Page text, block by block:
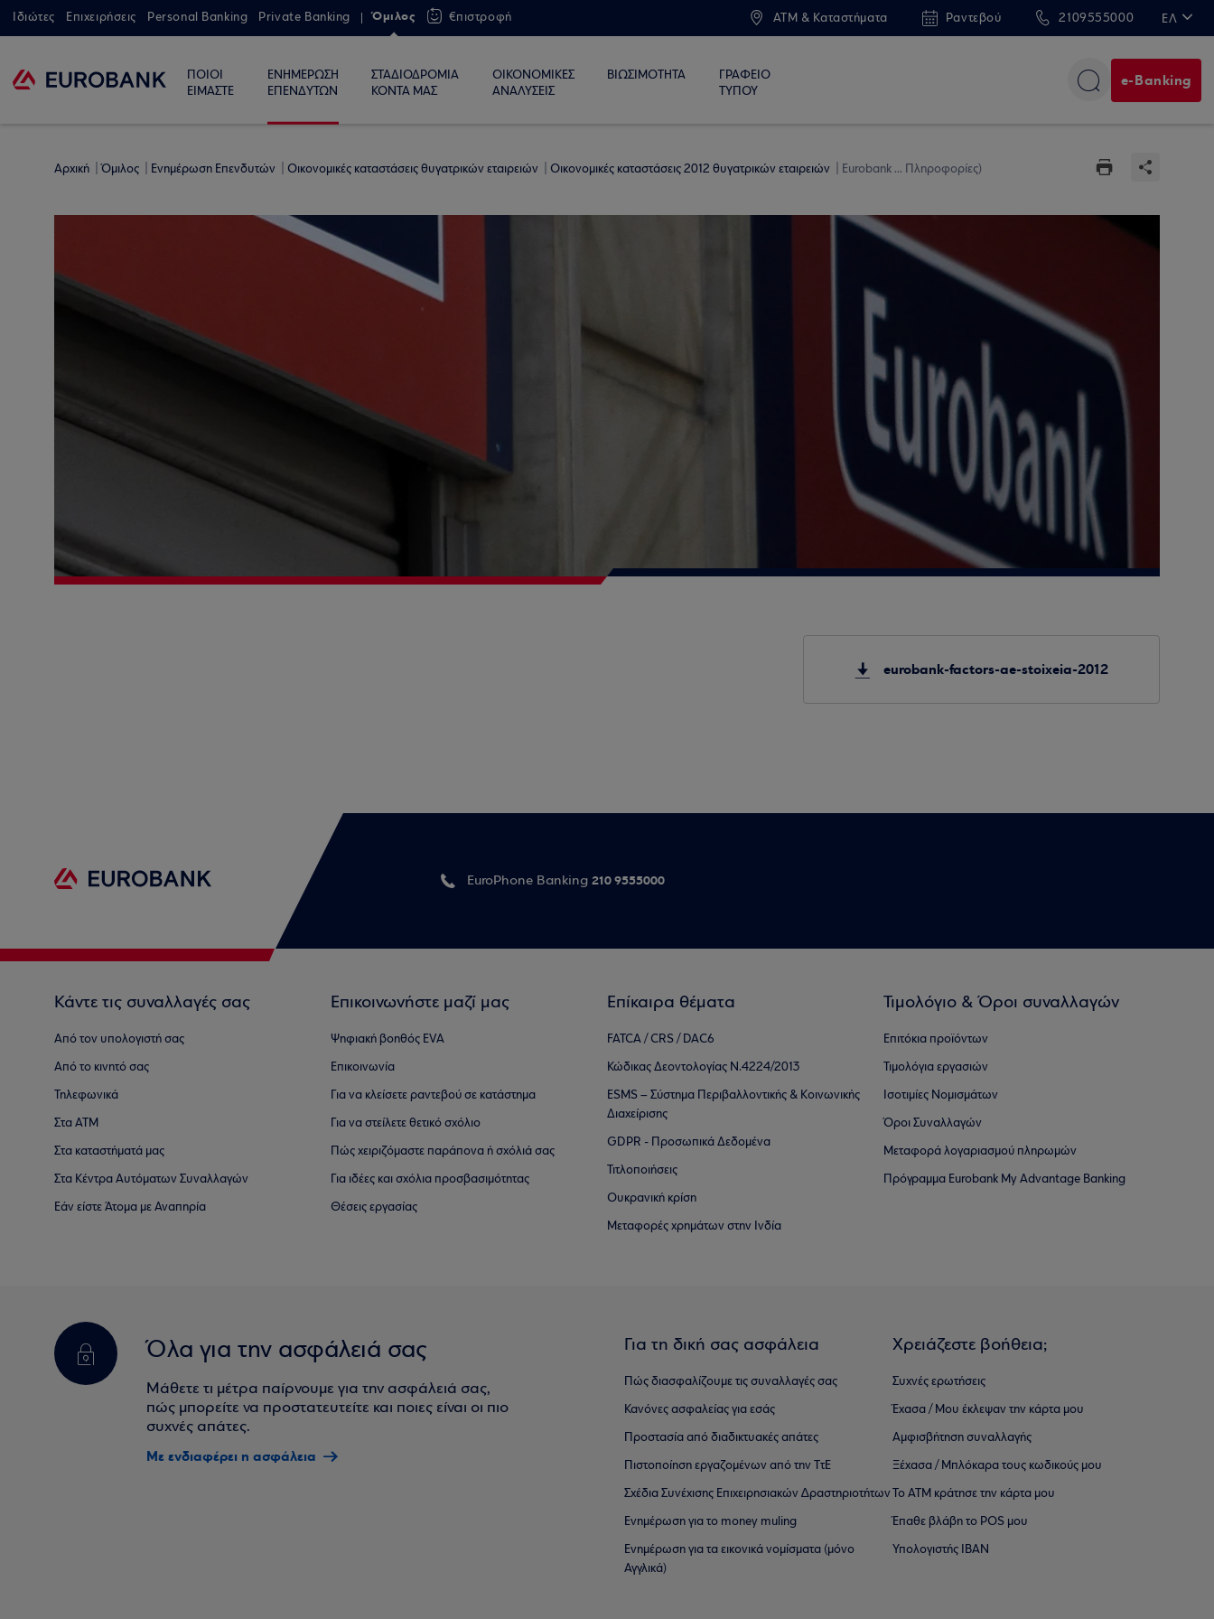
Ιδιώτες Επιχειρήσεις Personal Banking Private Banking Όμιλος €πιστροφή ATM & Καταστήματα Ραντεβού 2109555000 ΕΛ
ΠΟΙΟΙ
ΕΙΜΑΣΤΕ
ΕΝΗΜΕΡΩΣΗ
ΕΠΕΝΔΥΤΩΝ
ΣΤΑΔΙΟΔΡΟΜΙΑ
ΚΟΝΤΑ ΜΑΣ
ΟΙΚΟΝΟΜΙΚΕΣ
ΑΝΑΛΥΣΕΙΣ
ΒΙΩΣΙΜΟΤΗΤΑ
ΓΡΑΦΕΙΟ
ΤΥΠΟΥ
e-Banking
Αρχική Όμιλος Ενημέρωση Επενδυτών Οικονομικές καταστάσεις θυγατρικών εταιρειών Οικονομικές καταστάσεις 2012 θυγατρικών εταιρειών Eurobank ... Πληροφορίες)
eurobank-factors-ae-stoixeia-2012
EuroPhone Banking 210 9555000
Κάντε τις συναλλαγές σας
Από τον υπολογιστή σας
Από το κινητό σας
Τηλεφωνικά
Στα ΑΤΜ
Στα καταστήματά μας
Στα Κέντρα Αυτόματων Συναλλαγών
Εάν είστε Άτομα με Αναπηρία
Επικοινωνήστε μαζί μας
Ψηφιακή βοηθός EVA
Επικοινωνία
Για να κλείσετε ραντεβού σε κατάστημα
Για να στείλετε θετικό σχόλιο
Πώς χειριζόμαστε παράπονα ή σχόλιά σας
Για ιδέες και σχόλια προσβασιμότητας
Θέσεις εργασίας
Επίκαιρα θέματα
FATCA / CRS / DAC6
Κώδικας Δεοντολογίας Ν.4224/2013
ESMS – Σύστημα Περιβαλλοντικής & Κοινωνικής
Διαχείρισης
GDPR - Προσωπικά Δεδομένα
Τιτλοποιήσεις
Ουκρανική κρίση
Μεταφορές χρημάτων στην Ινδία
Τιμολόγιο & Όροι συναλλαγών
Επιτόκια προϊόντων
Τιμολόγια εργασιών
Ισοτιμίες Νομισμάτων
Όροι Συναλλαγών
Μεταφορά λογαριασμού πληρωμών
Πρόγραμμα Eurobank My Advantage Banking
Όλα για την ασφάλειά σας
Μάθετε τι μέτρα παίρνουμε για την ασφάλειά σας,
πώς μπορείτε να προστατευτείτε και ποιες είναι οι πιο
συχνές απάτες.
Με ενδιαφέρει η ασφάλεια
Για τη δική σας ασφάλεια
Πώς διασφαλίζουμε τις συναλλαγές σας
Κανόνες ασφαλείας για εσάς
Προστασία από διαδικτυακές απάτες
Πιστοποίηση εργαζομένων από την ΤτΕ
Σχέδια Συνέχισης Επιχειρησιακών ∆ραστηριοτήτων
Ενημέρωση για το money muling
Ενημέρωση για τα εικονικά νομίσματα (μόνο
Αγγλικά)
Χρειάζεστε βοήθεια;
Συχνές ερωτήσεις
Έχασα / Μου έκλεψαν την κάρτα μου
Αμφισβήτηση συναλλαγής
Ξέχασα / Μπλόκαρα τους κωδικούς μου
Το ΑΤΜ κράτησε την κάρτα μου
Έπαθε βλάβη το POS μου
Υπολογιστής IBAN